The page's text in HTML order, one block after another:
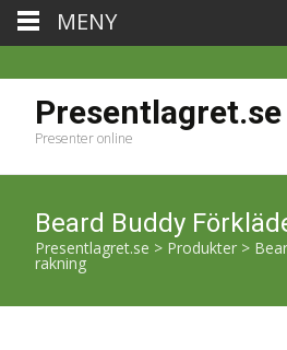
Presentlagret.se
Presenter online
Beard Buddy
Presentlagret.se > Produkter >
rakning
MENY